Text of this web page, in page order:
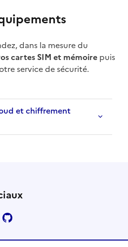
dans la mesure du
cartes SIM et mémoire puis
service de sécurité.
et chiffrement